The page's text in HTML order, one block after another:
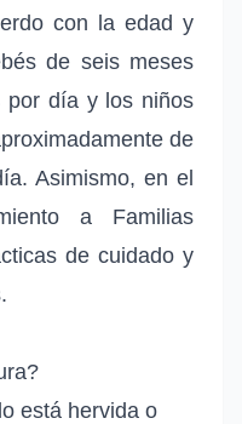
con la edad y
de seis meses
por día y los niños
de
Asimismo, en el
a Familias
de cuidado y
está hervida o